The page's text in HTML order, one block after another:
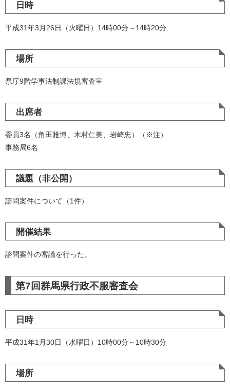
日時
平成31年3月26日（火曜日）14時00分～14時20分
場所
県庁9階学事法制課法規審査室
出席者
委員3名（角田雅博、木村仁美、岩崎忠）（※注）
事務局6名
議題（非公開）
諮問案件について（1件）
開催結果
諮問案件の審議を行った。
第7回群馬県行政不服審査会
日時
平成31年1月30日（水曜日）10時00分～10時30分
場所